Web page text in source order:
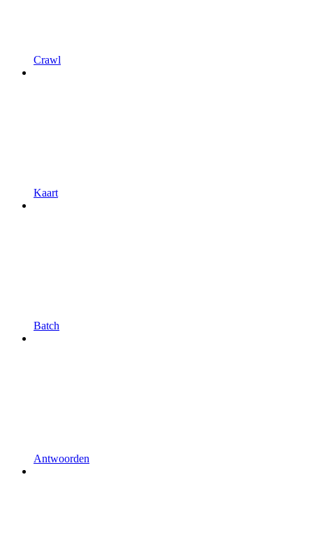
Crawl
Kaart
Batch
Antwoorden